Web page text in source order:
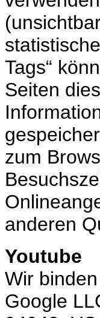
Tags“
Seiten
zum
anderen
Youtube
Wir
Google